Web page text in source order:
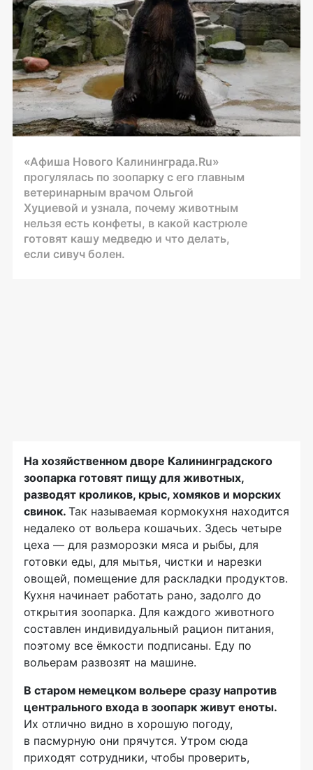
«Афиша Нового Калининграда.Ru»
прогулялась по зоопарку с его главным
ветеринарным врачом Ольгой
Хуциевой и узнала, почему животным
нельзя есть конфеты, в какой кастрюле
готовят кашу медведю и что делать,
если сивуч болен.
На хозяйственном дворе Калининградского
зоопарка готовят пищу для животных,
разводят кроликов, крыс, хомяков и морских
свинок. Так называемая кормокухня находится
недалеко от вольера кошачьих. Здесь четыре
цеха — для разморозки мяса и рыбы, для
готовки еды, для мытья, чистки и нарезки
овощей, помещение для раскладки продуктов.
Кухня начинает работать рано, задолго до
открытия зоопарка. Для каждого животного
составлен индивидуальный рацион питания,
поэтому все ёмкости подписаны. Еду по
вольерам развозят на машине.
В старом немецком вольере сразу напротив
центрального входа в зоопарк живут еноты.
Их отлично видно в хорошую погоду,
в пасмурную они прячутся. Утром сюда
приходят сотрудники, чтобы проверить,